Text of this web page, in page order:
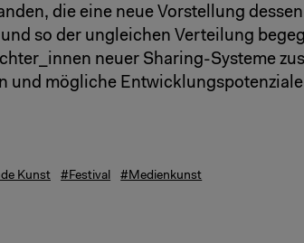
die eine neue Vorstellung
so der ungleichen Verteilung
neuer Sharing-Systeme
und mögliche
Kunst #Festival #Medienkunst